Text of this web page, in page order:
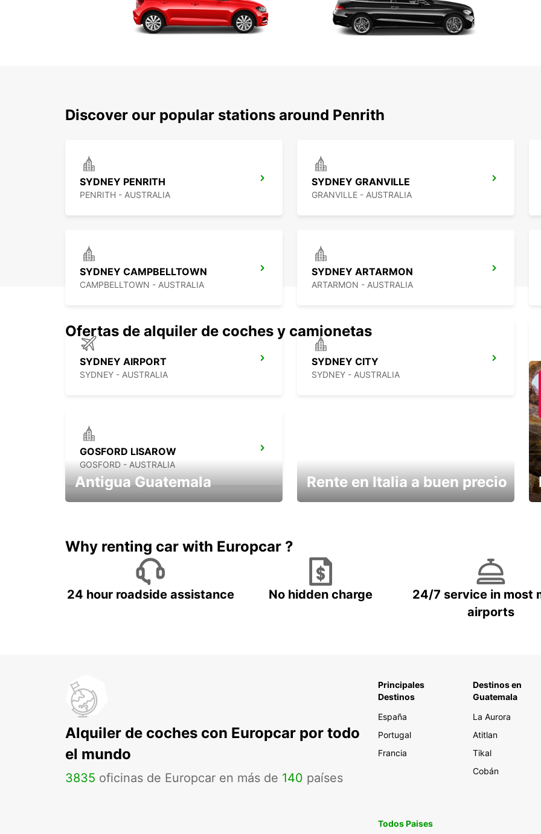
su
Discover our popular stations around Penrith
SYDNEY PENRITH
PENRITH - AUSTRALIA
SYDNEY GRANVILLE
GRANVILLE - AUSTRALIA
SYDNEY CAMPBELLTOWN
CAMPBELLTOWN - AUSTRALIA
SYDNEY ARTARMON
ARTARMON - AUSTRALIA
SYDNEY AIRPORT
SYDNEY - AUSTRALIA
SYDNEY CITY
SYDNEY - AUSTRALIA
GOSFORD LISAROW
GOSFORD - AUSTRALIA
Ofertas de alquiler de coches y camionetas
Antigua Guatemala Rente en Italia a buen precio
Why renting car with Europcar ?
24 hour roadside assistance No hidden charge
24/7 service in most
airports
Alquiler de coches con Europcar por todo
el mundo
3835 oficinas de Europcar en más de 140 países
Principales
Destinos
España
Portugal
Francia
Destinos en
Guatemala
La Aurora
Atitlan
Tikal
Cobán
Todos Paises